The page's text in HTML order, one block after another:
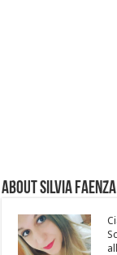
About Silvia Faenza